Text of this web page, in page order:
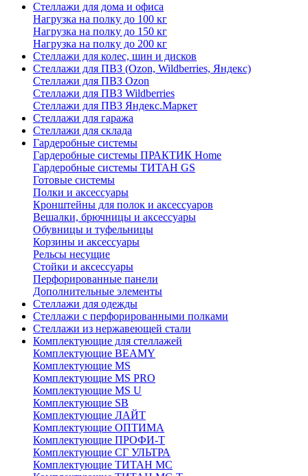
Стеллажи для дома и офиса
Нагрузка на полку до 100 кг
Нагрузка на полку до 150 кг
Нагрузка на полку до 200 кг
Стеллажи для колес, шин и дисков
Стеллажи для ПВЗ (Ozon, Wildberries, Яндекс)
Стеллажи для ПВЗ Ozon
Стеллажи для ПВЗ Wildberries
Стеллажи для ПВЗ Яндекс.Маркет
Стеллажи для гаража
Стеллажи для склада
Гардеробные системы
Гардеробные системы ПРАКТИК Home
Гардеробные системы ТИТАН GS
Готовые системы
Полки и аксессуары
Кронштейны для полок и аксессуаров
Вешалки, брючницы и аксессуары
Обувницы и туфельницы
Корзины и аксессуары
Рельсы несущие
Стойки и аксессуары
Перфорированные панели
Дополнительные элементы
Стеллажи для одежды
Стеллажи с перфорированными полками
Стеллажи из нержавеющей стали
Комплектующие для стеллажей
Комплектующие BEAMY
Комплектующие MS
Комплектующие MS PRO
Комплектующие MS U
Комплектующие SB
Комплектующие ЛАЙТ
Комплектующие ОПТИМА
Комплектующие ПРОФИ-Т
Комплектующие СГ УЛЬТРА
Комплектующие ТИТАН МС